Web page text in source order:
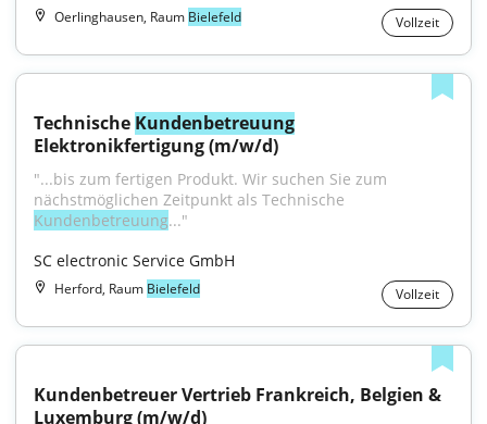
Oerlinghausen, Raum Bielefeld Vollzeit
Technische Kundenbetreuung
Elektronikfertigung (m/w/d)
"...bis zum fertigen Produkt. Wir suchen Sie zum
Kundenbetreuung..."
SC electronic Service GmbH
Herford, Raum Bielefeld Vollzeit
Kundenbetreuer Vertrieb Frankreich, Belgien &
Luxemburg (m/w/d)